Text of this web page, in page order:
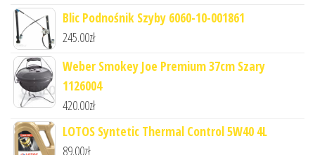
Blic Podnośnik Szyby 6060-10-001861
245.00zł
Weber Smokey Joe Premium 37cm Szary
1126004
420.00zł
LOTOS Syntetic Thermal Control 5W40 4L
89.00zł